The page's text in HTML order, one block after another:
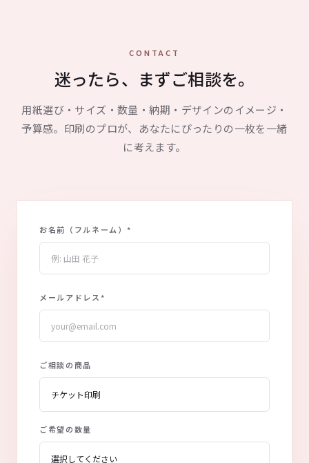
CONTACT
迷ったら、まずご相談を。
用紙選び・サイズ・数量・納期・デザインのイメージ・
予算感。印刷のプロが、あなたにぴったりの一枚を一緒
に考えます。
お名前（フルネーム） *
メールアドレス*
ご相談の商品
ご希望の数量